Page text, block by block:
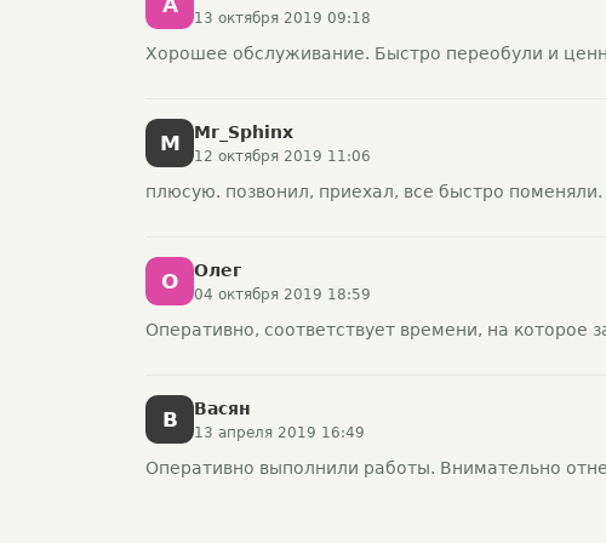
13 октября 2019 09:18
Хорошее обслуживание. Быстро переобули и
M Mr_Sphinx
12 октября 2019 11:06
плюсую. позвонил, приехал, все быстро поменяли.
О Олег
04 октября 2019 18:59
Оперативно, соответствует времени, на которое
В Васян
13 апреля 2019 16:49
Оперативно выполнили работы. Внимательно